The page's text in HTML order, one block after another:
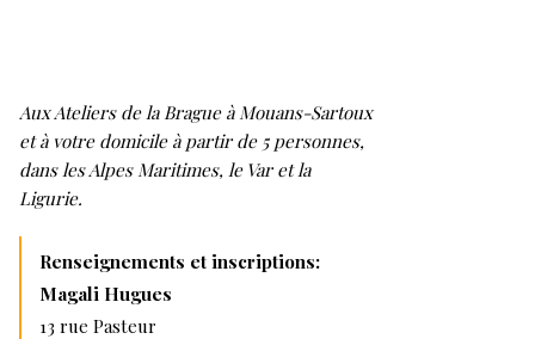
Aux Ateliers de la Brague à Mouans-Sartoux
et à votre domicile à partir de 5 personnes,
dans les Alpes Maritimes, le Var et la
Ligurie.
Renseignements et inscriptions:
Magali Hugues
13 rue Pasteur